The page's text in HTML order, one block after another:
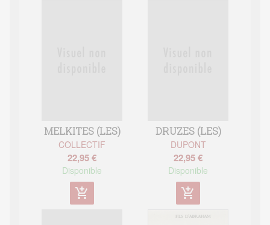
MELKITES (LES)
COLLECTIF
22,95 €
Disponible
add_shopping_cart
DRUZES (LES)
DUPONT
22,95 €
Disponible
add_shopping_cart